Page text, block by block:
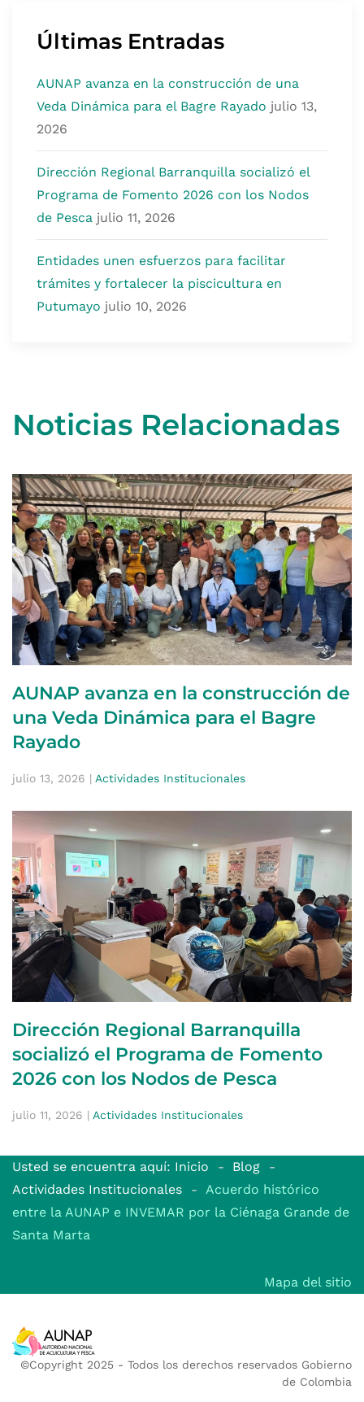
Últimas Entradas
AUNAP avanza en la construcción de una
Veda Dinámica para el Bagre Rayado julio 13,
2026
Dirección Regional Barranquilla socializó el
Programa de Fomento 2026 con los Nodos
de Pesca julio 11, 2026
Entidades unen esfuerzos para facilitar
trámites y fortalecer la piscicultura en
Putumayo julio 10, 2026
Noticias Relacionadas
AUNAP avanza en la construcción de
una Veda Dinámica para el Bagre
Rayado
julio 13, 2026 | Actividades Institucionales
Dirección Regional Barranquilla
socializó el Programa de Fomento
2026 con los Nodos de Pesca
julio 11, 2026 | Actividades Institucionales
Usted se encuentra aquí: Inicio
Blog
Actividades Institucionales
Acuerdo histórico
entre la AUNAP e INVEMAR por la Ciénaga Grande de
Santa Marta
Mapa del sitio
©Copyright 2025 - Todos los derechos reservados Gobierno
de Colombia